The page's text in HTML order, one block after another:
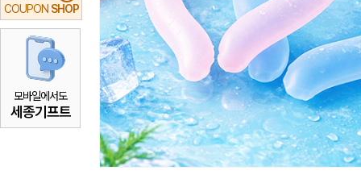
COUPON SHOP
모바일에서도
세종기프트